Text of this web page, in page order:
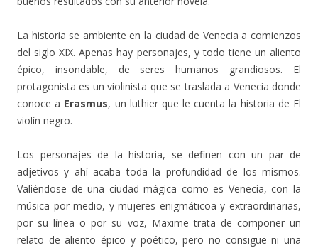
La historia se ambiente en la ciudad de Venecia a comienzos
del siglo XIX. Apenas hay personajes, y todo tiene un aliento
épico, insondable, de seres humanos grandiosos. El
protagonista es un violinista que se traslada a Venecia donde
conoce a Erasmus, un luthier que le cuenta la historia de El
violín negro.
Los personajes de la historia, se definen con un par de
adjetivos y ahí acaba toda la profundidad de los mismos.
Valiéndose de una ciudad mágica como es Venecia, con la
música por medio, y mujeres enigmáticoa y extraordinarias,
por su línea o por su voz, Maxime trata de componer un
relato de aliento épico y poético, pero no consigue ni una